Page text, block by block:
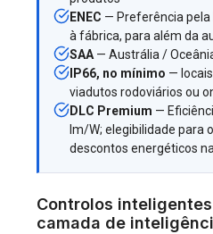
ENEC — Preferência pela
à fábrica, para além da
SAA — Austrália /
IP66, no mínimo —
viadutos rodoviários ou
DLC Premium —
lm/W; elegibilidade para
descontos energéticos
Controlos
camada de